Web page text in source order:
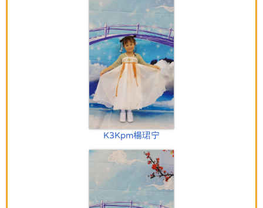
K3Kpm楊珺宁